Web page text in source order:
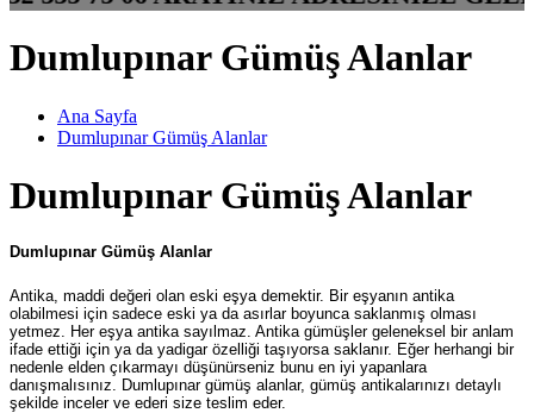
Dumlupınar Gümüş Alanlar
Ana Sayfa
Dumlupınar Gümüş Alanlar
Dumlupınar Gümüş Alanlar
Dumlupınar Gümüş Alanlar
Antika, maddi değeri olan eski eşya demektir. Bir eşyanın antika
olabilmesi için sadece eski ya da asırlar boyunca saklanmış olması
yetmez. Her eşya antika sayılmaz. Antika gümüşler geleneksel bir anlam
ifade ettiği için ya da yadigar özelliği taşıyorsa saklanır. Eğer herhangi bir
nedenle elden çıkarmayı düşünürseniz bunu en iyi yapanlara
danışmalısınız. Dumlupınar gümüş alanlar, gümüş antikalarınızı detaylı
şekilde inceler ve ederi size teslim eder.